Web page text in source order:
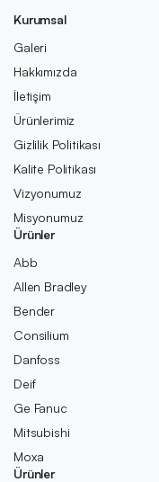
Kurumsal
Galeri
Hakkımızda
İletişim
Ürünlerimiz
Gizlilik Politikası
Kalite Politikası
Vizyonumuz
Misyonumuz
Ürünler
Abb
Allen Bradley
Bender
Consilium
Danfoss
Deif
Ge Fanuc
Mitsubishi
Moxa
Ürünler